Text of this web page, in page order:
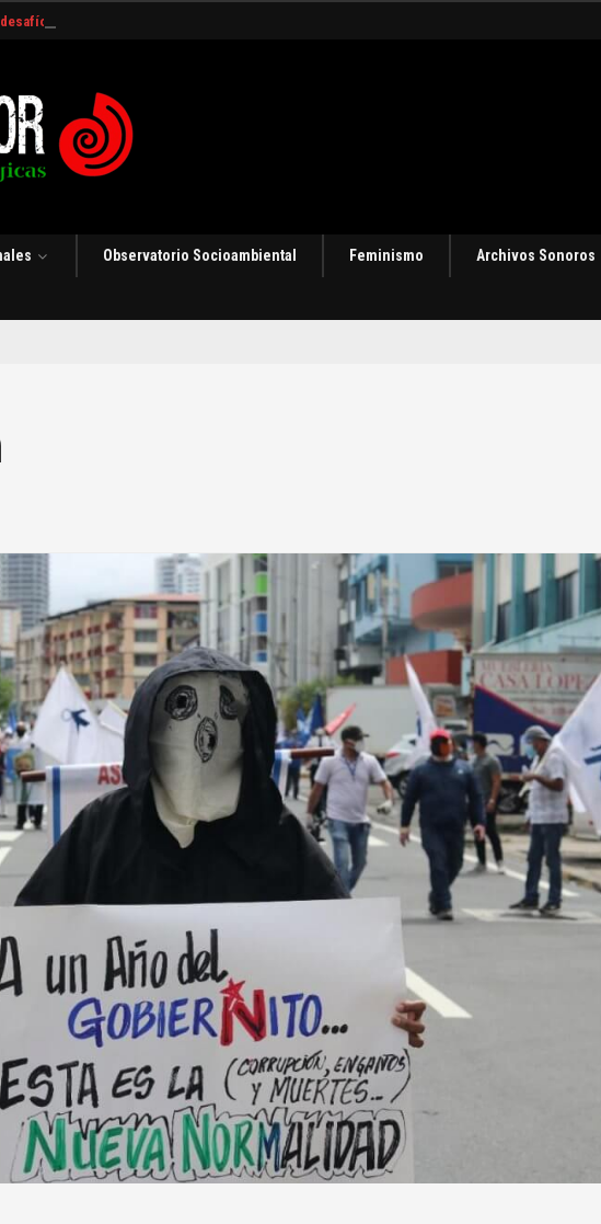
y estrategias de resistencia
Observatorio Socioambiental Feminismo Archivos Sonoros